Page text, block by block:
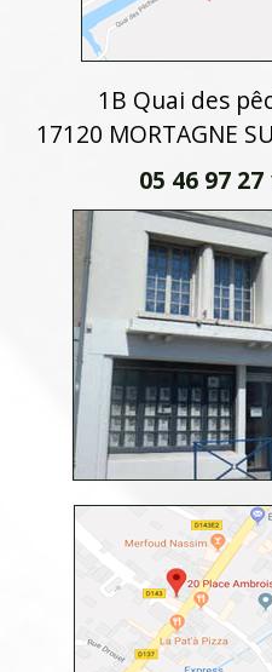
1B Quai des
17120 MORTAGNE
05 46 97 27